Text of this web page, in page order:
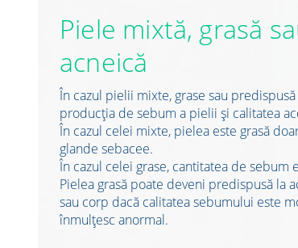
Piele mixtă, grasă
acneică
În cazul pielii mixte, grase sau
producția de sebum a pielii și calitatea
În cazul celei mixte, pielea este grasă
glande sebacee.
În cazul celei grase, cantitatea de sebum
Pielea grasă poate deveni predispusă la
sau corp dacă calitatea sebumului este
înmulțesc anormal.